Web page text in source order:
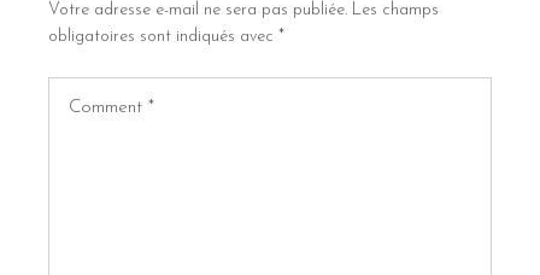
Votre adresse e-mail ne sera pas publiée. Les champs
obligatoires sont indiqués avec *